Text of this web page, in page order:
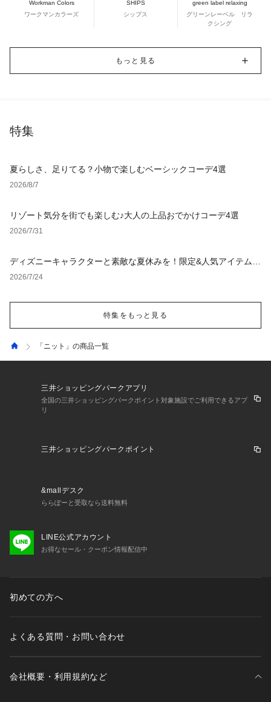
Workman Colors
ワークマンカラーズ
SHIPS
シップス
green label relaxing
グリーンレーベル リラ
クシング
もっと見る
特集
夏らしさ、足りてる？小物で楽しむベーシックコーデ4選
2026/8/7
リゾート気分を街でも楽しむ♪大人の上品おでかけコーデ4選
2026/7/31
ディズニーキャラクターと素敵な夏休みを！限定&人気アイテム特
集
2026/7/24
特集をもっと見る
「ニット」の商品一覧
三井ショッピングパークアプリ
全国の三井ショッピングパークポイント対象施設でご利用できるアプ
リ
三井ショッピングパークポイント
&mallデスク
ららぽーと受取なら送料無料
LINE公式アカウント
お得なセール・クーポン情報配信中
初めての方へ
よくある質問・お問い合わせ
会社概要・利用規約など